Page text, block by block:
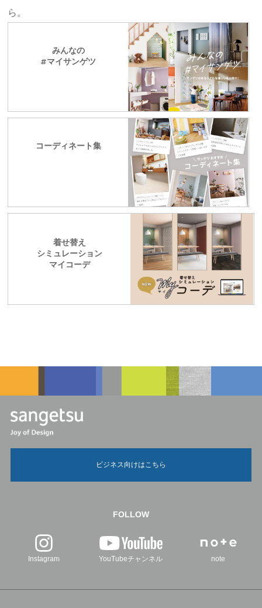
ら。
みんなの
#マイサンゲツ
コーディネート集
着せ替え
シミュレーション
マイコーデ
ビジネス向けはこちら
FOLLOW
Instagram YouTubeチャンネル note